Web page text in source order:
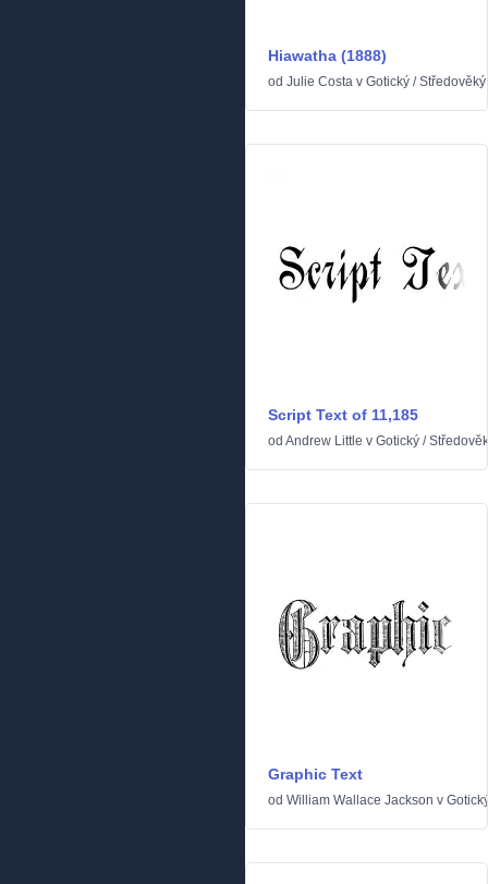
Hiawatha (1888)
od Julie Costa v Gotický /Středověký
Script Text of 11,185
od Andrew Little v Gotický /
Graphic Text
od William Wallace Jackson v